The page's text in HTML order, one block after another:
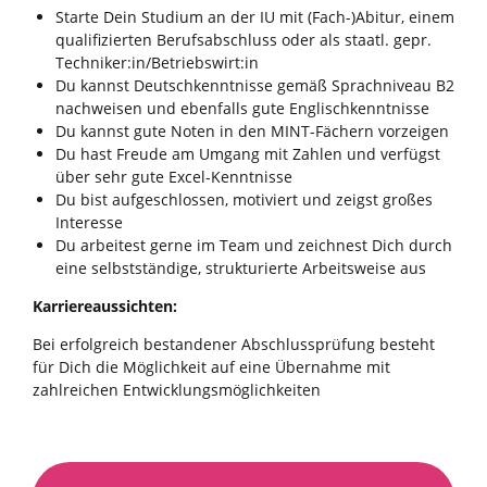
Starte Dein Studium an der IU mit (Fach-)Abitur, einem
qualifizierten Berufsabschluss oder als staatl. gepr.
Techniker:in/Betriebswirt:in
Du kannst Deutschkenntnisse gemäß Sprachniveau B2
nachweisen und ebenfalls gute Englischkenntnisse
Du kannst gute Noten in den MINT-Fächern vorzeigen
Du hast Freude am Umgang mit Zahlen und verfügst
über sehr gute Excel-Kenntnisse
Du bist aufgeschlossen, motiviert und zeigst großes
Interesse
Du arbeitest gerne im Team und zeichnest Dich durch
eine selbstständige, strukturierte Arbeitsweise aus
Karriereaussichten:
Bei erfolgreich bestandener Abschlussprüfung besteht
für Dich die Möglichkeit auf eine Übernahme mit
zahlreichen Entwicklungsmöglichkeiten